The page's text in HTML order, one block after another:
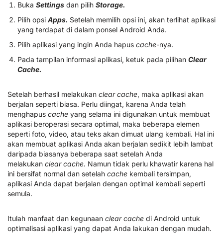
Buka Settings dan pilih Storage.
Pilih opsi Apps. Setelah memilih opsi ini, akan terlihat aplikasi
yang terdapat di dalam ponsel Android Anda.
Pilih aplikasi yang ingin Anda hapus cache-nya.
Pada tampilan informasi aplikasi, ketuk pada pilihan Clear
Cache.
Setelah berhasil melakukan clear cache, maka aplikasi akan
berjalan seperti biasa. Perlu diingat, karena Anda telah
menghapus cache yang selama ini digunakan untuk membuat
aplikasi beroperasi secara optimal, maka beberapa elemen
seperti foto, video, atau teks akan dimuat ulang kembali. Hal ini
akan membuat aplikasi Anda akan berjalan sedikit lebih lambat
daripada biasanya beberapa saat setelah Anda
melakukan clear cache. Namun tidak perlu khawatir karena hal
ini bersifat normal dan setelah cache kembali tersimpan,
aplikasi Anda dapat berjalan dengan optimal kembali seperti
semula.
Itulah manfaat dan kegunaan clear cache di Android untuk
optimalisasi aplikasi yang dapat Anda lakukan dengan mudah.